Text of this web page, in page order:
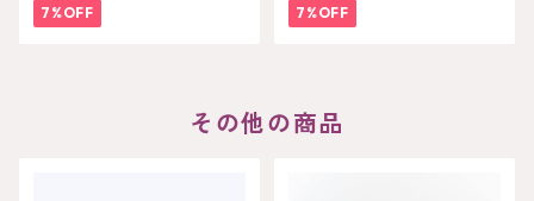
7%OFF 7%OFF
その他の商品